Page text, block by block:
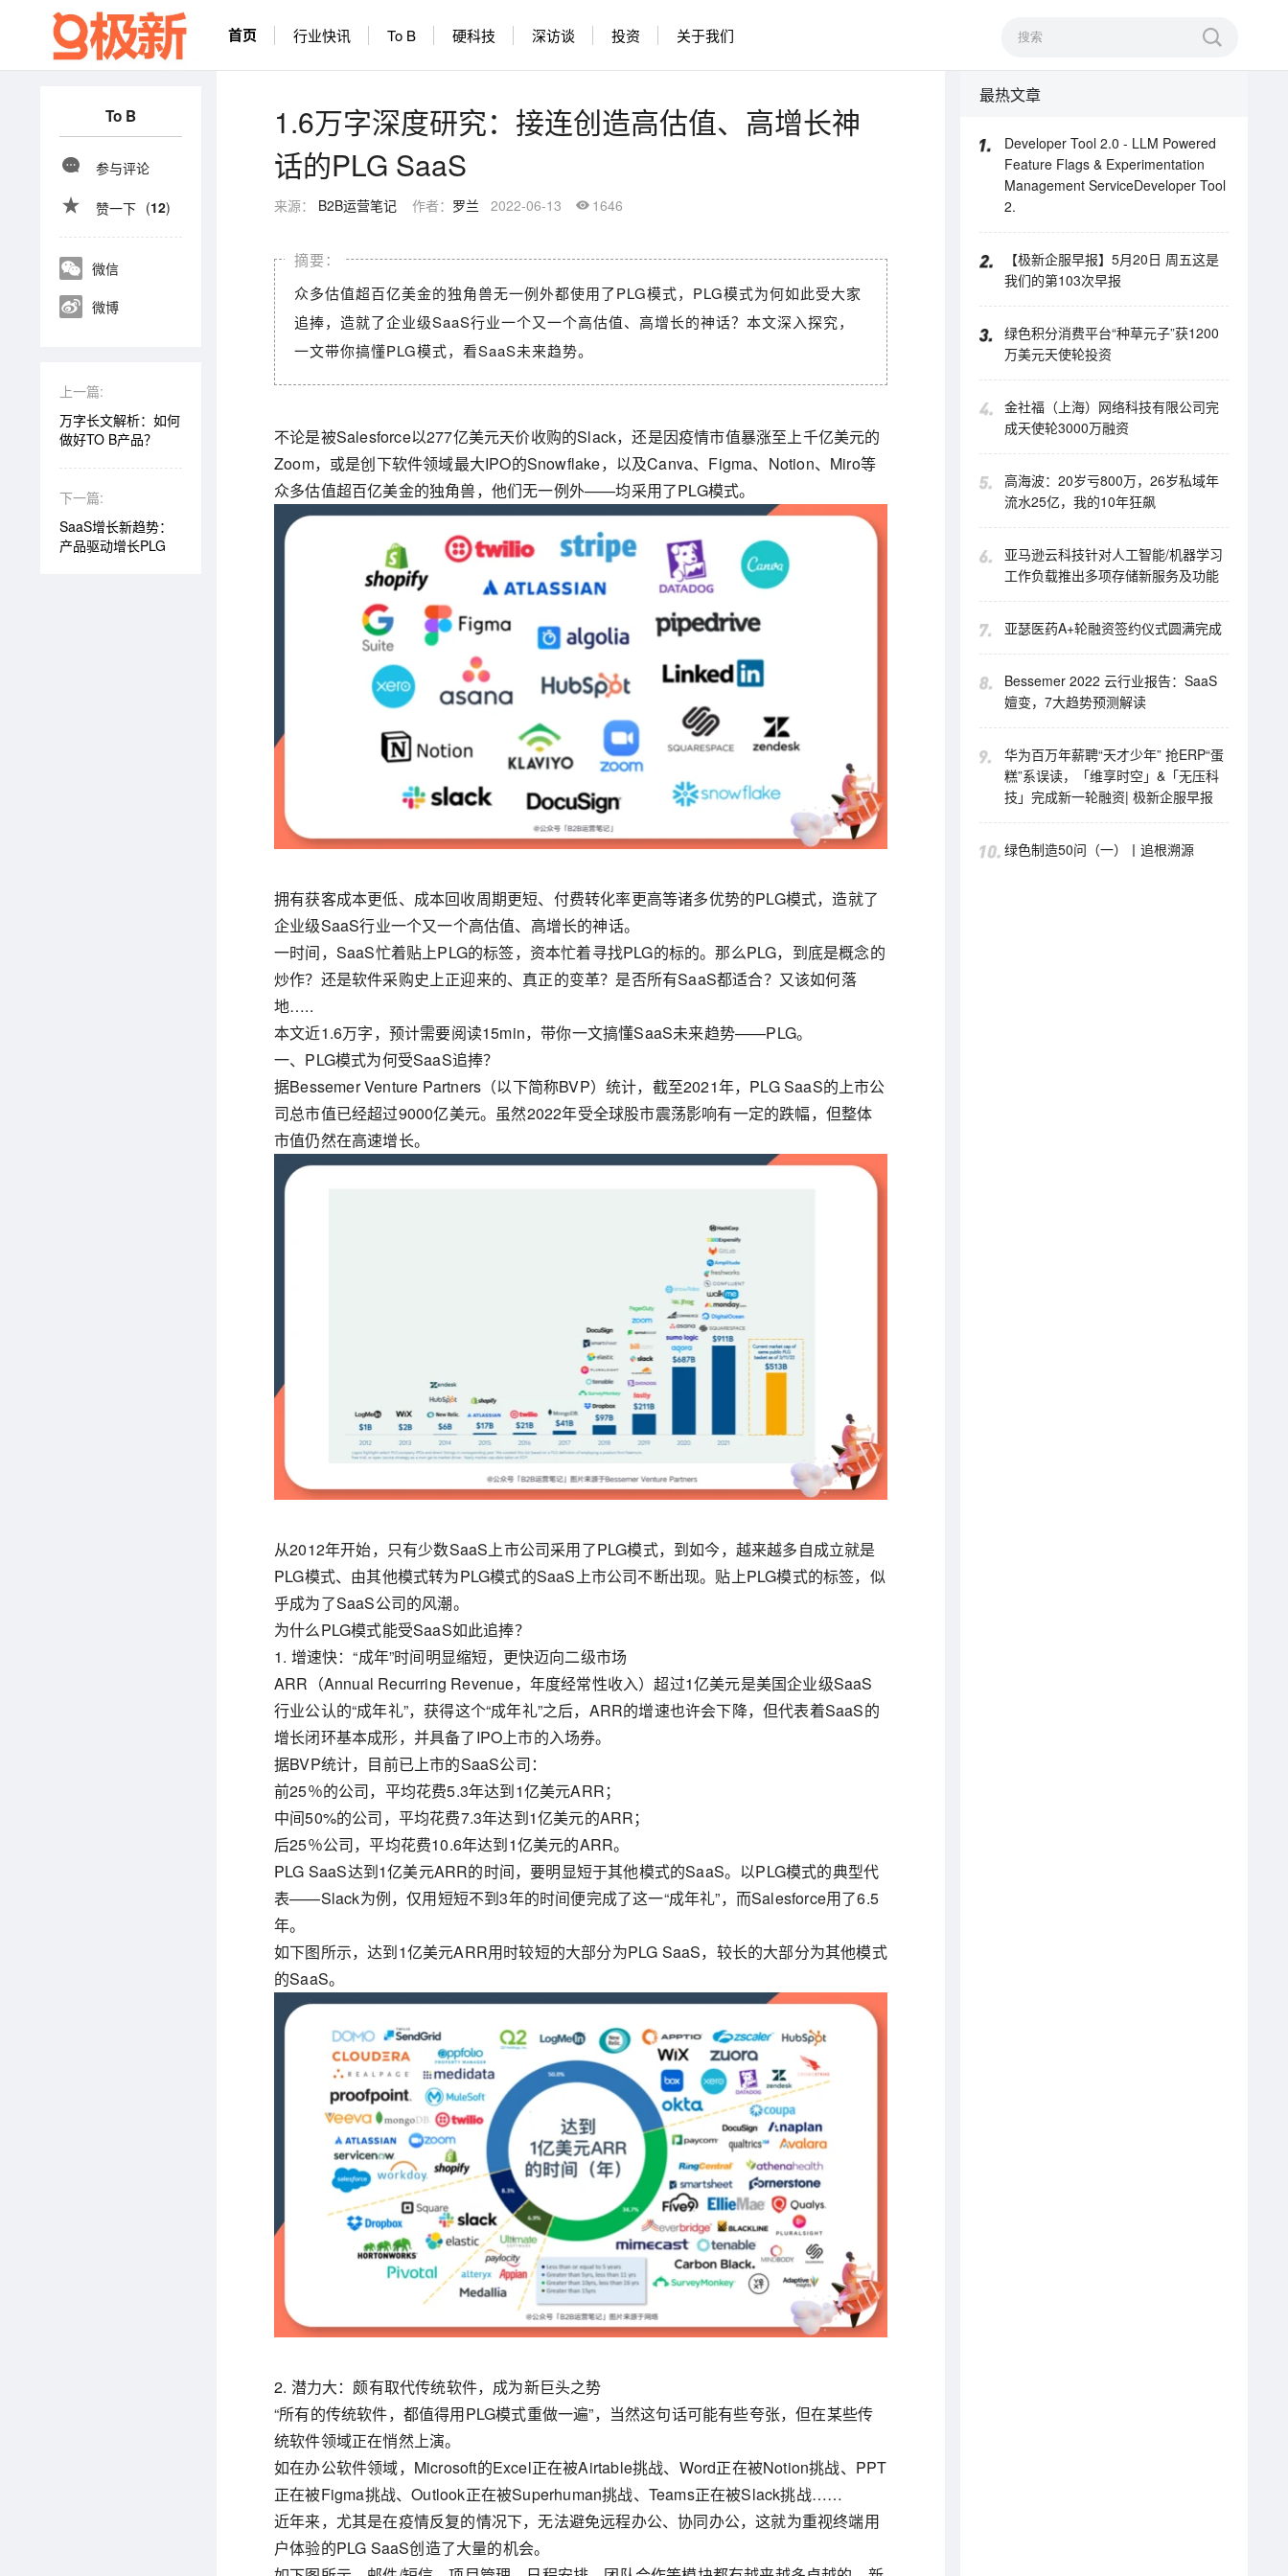
首页 行业快讯 To B 硬科技 深访谈 投资 关于我们
To B
参与评论
赞一下 (12)
微信
微博
上一篇:
万字长文解析：如何
做好TO B产品？
下一篇:
SaaS增长新趋势：
产品驱动增长PLG
1.6万字深度研究：接连创造高估值、高增长神
话的PLG SaaS
来源： B2B运营笔记 作者： 罗兰 2022-06-13 1646
众多估值超百亿美金的独角兽无一例外都使用了PLG模式，PLG模式为何如此受大家
追捧，造就了企业级SaaS行业一个又一个高估值、高增长的神话？本文深入探究，
一文带你搞懂PLG模式，看SaaS未来趋势。
不论是被Salesforce以277亿美元天价收购的Slack，还是因疫情市值暴涨至上千亿美元的
Zoom，或是创下软件领域最大IPO的Snowflake，以及Canva、Figma、Notion、Miro等
众多估值超百亿美金的独角兽，他们无一例外——均采用了PLG模式。
拥有获客成本更低、成本回收周期更短、付费转化率更高等诸多优势的PLG模式，造就了
企业级SaaS行业一个又一个高估值、高增长的神话。
一时间，SaaS忙着贴上PLG的标签，资本忙着寻找PLG的标的。那么PLG，到底是概念的
炒作？还是软件采购史上正迎来的、真正的变革？是否所有SaaS都适合？又该如何落
地…..
本文近1.6万字，预计需要阅读15min，带你一文搞懂SaaS未来趋势——PLG。
一、PLG模式为何受SaaS追捧？
据Bessemer Venture Partners（以下简称BVP）统计，截至2021年，PLG SaaS的上市公
司总市值已经超过9000亿美元。虽然2022年受全球股市震荡影响有一定的跌幅，但整体
市值仍然在高速增长。
从2012年开始，只有少数SaaS上市公司采用了PLG模式，到如今，越来越多自成立就是
PLG模式、由其他模式转为PLG模式的SaaS上市公司不断出现。贴上PLG模式的标签，似
乎成为了SaaS公司的风潮。
为什么PLG模式能受SaaS如此追捧？
1. 增速快：“成年”时间明显缩短，更快迈向二级市场
ARR（Annual Recurring Revenue，年度经常性收入）超过1亿美元是美国企业级SaaS
行业公认的“成年礼”，获得这个“成年礼”之后，ARR的增速也许会下降，但代表着SaaS的
增长闭环基本成形，并具备了IPO上市的入场券。
据BVP统计，目前已上市的SaaS公司：
前25％的公司，平均花费5.3年达到1亿美元ARR；
中间50%的公司，平均花费7.3年达到1亿美元的ARR；
后25％公司，平均花费10.6年达到1亿美元的ARR。
PLG SaaS达到1亿美元ARR的时间，要明显短于其他模式的SaaS。以PLG模式的典型代
表——Slack为例，仅用短短不到3年的时间便完成了这一“成年礼”，而Salesforce用了6.5
年。
如下图所示，达到1亿美元ARR用时较短的大部分为PLG SaaS，较长的大部分为其他模式
的SaaS。
2. 潜力大：颇有取代传统软件，成为新巨头之势
“所有的传统软件，都值得用PLG模式重做一遍”，当然这句话可能有些夸张，但在某些传
统软件领域正在悄然上演。
如在办公软件领域，Microsoft的Excel正在被Airtable挑战、Word正在被Notion挑战、PPT
正在被Figma挑战、Outlook正在被Superhuman挑战、Teams正在被Slack挑战……
近年来，尤其是在疫情反复的情况下，无法避免远程办公、协同办公，这就为重视终端用
户体验的PLG SaaS创造了大量的机会。
最热文章
Developer Tool 2.0 - LLM Powered
Feature Flags & Experimentation
Management ServiceDeveloper Tool
2.
【极新企服早报】5月20日 周五这是
我们的第103次早报
绿色积分消费平台“种草元子”获1200
万美元天使轮投资
金社福（上海）网络科技有限公司完
成天使轮3000万融资
高海波：20岁亏800万，26岁私域年
流水25亿，我的10年狂飙
亚马逊云科技针对人工智能/机器学习
工作负载推出多项存储新服务及功能
亚瑟医药A+轮融资签约仪式圆满完成
Bessemer 2022 云行业报告：SaaS
嬗变，7大趋势预测解读
华为百万年薪聘“天才少年” 抢ERP“蛋
糕”系误读，「维享时空」&「无压科
技」完成新一轮融资| 极新企服早报
绿色制造50问（一）丨追根溯源